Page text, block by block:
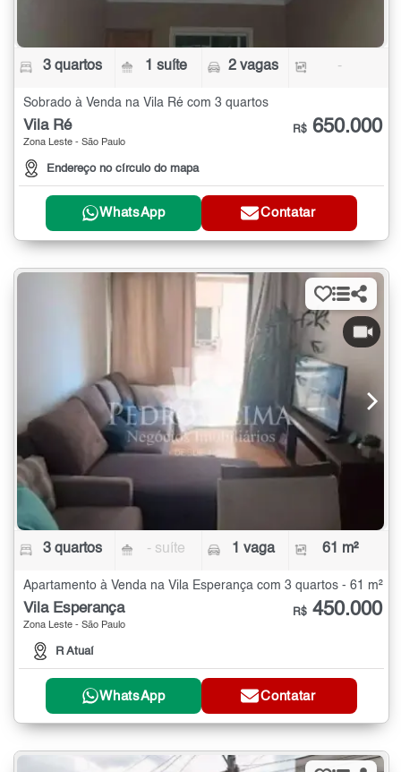
3 quartos 1 suíte 2 vagas -
Sobrado à Venda na Vila Ré com 3 quartos
Vila Ré
Zona Leste - São Paulo
Endereço no círculo do mapa
R$ 650.000
WhatsApp Contatar
3 quartos - suíte 1 vaga 61 m²
Apartamento à Venda na Vila Esperança com 3 quartos - 61 m²
Vila Esperança
Zona Leste - São Paulo
R Atuaí
R$ 450.000
WhatsApp Contatar